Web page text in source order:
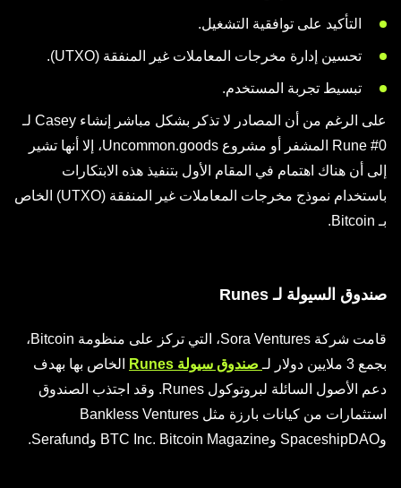
التأكيد على توافقية التشغيل.
تحسين إدارة مخرجات المعاملات غير المنفقة (UTXO).
تبسيط تجربة المستخدم.
على الرغم من أن المصادر لا تذكر بشكل مباشر إنشاء Casey لـ
Rune #0 المشفر أو مشروع Uncommon.goods، إلا أنها تشير
إلى أن هناك اهتمام في المقام الأول بتنفيذ هذه الابتكارات
باستخدام نموذج مخرجات المعاملات غير المنفقة (UTXO) الخاص
بـ Bitcoin.
صندوق السيولة لـ Runes
قامت شركة Sora Ventures، التي تركز على منظومة Bitcoin،
بجمع 3 ملايين دولار لـ
صندوق سيولة Runes
الخاص بها بهدف
دعم الأصول السائلة لبروتوكول Runes. وقد اجتذب الصندوق
استثمارات من كيانات بارزة مثل Bankless Ventures
وSpaceshipDAO وBTC Inc. Bitcoin Magazine وSerafund.